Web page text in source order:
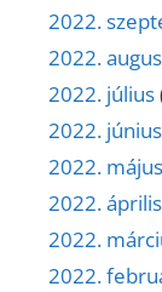
2022.
2022.
2022. július
2022. június
2022. május
2022. április
2022.
2022.